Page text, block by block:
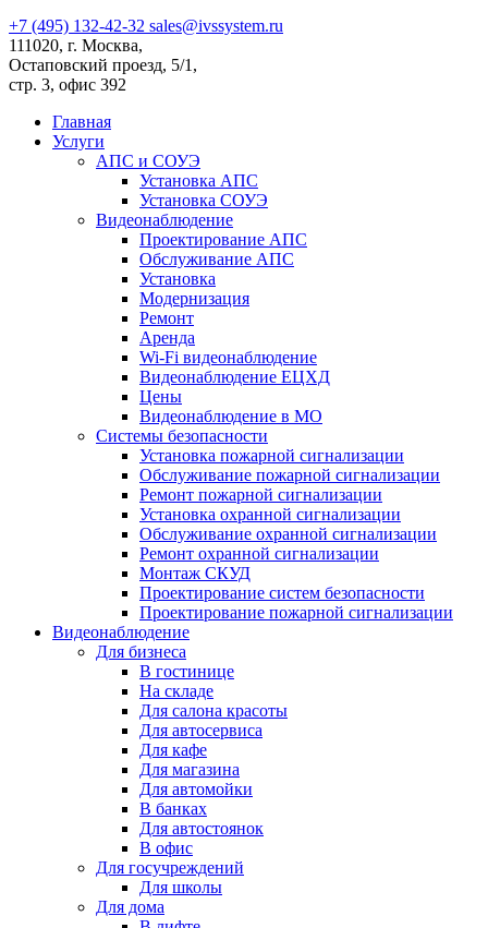
+7 (495) 132-42-32 sales@ivssystem.ru
111020, г. Москва,
Остаповский проезд, 5/1,
стр. 3, офис 392
Главная
Услуги
АПС и СОУЭ
Установка АПС
Установка СОУЭ
Видеонаблюдение
Проектирование АПС
Обслуживание АПС
Установка
Модернизация
Ремонт
Аренда
Wi-Fi видеонаблюдение
Видеонаблюдение ЕЦХД
Цены
Видеонаблюдение в МО
Системы безопасности
Установка пожарной сигнализации
Обслуживание пожарной сигнализации
Ремонт пожарной сигнализации
Установка охранной сигнализации
Обслуживание охранной сигнализации
Ремонт охранной сигнализации
Монтаж СКУД
Проектирование систем безопасности
Проектирование пожарной сигнализации
Видеонаблюдение
Для бизнеса
В гостинице
На складе
Для салона красоты
Для автосервиса
Для кафе
Для магазина
Для автомойки
В банках
Для автостоянок
В офис
Для госучреждений
Для школы
Для дома